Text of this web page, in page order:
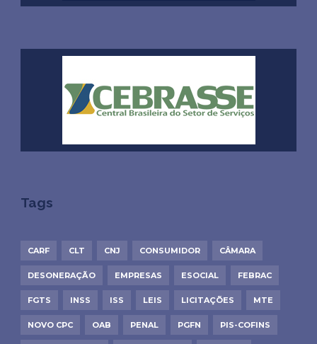
Tags
CARF CLT CNJ CONSUMIDOR CÂMARA
DESONERAÇÃO EMPRESAS ESOCIAL FEBRAC
FGTS INSS ISS LEIS LICITAÇÕES MTE
NOVO CPC OAB PENAL PGFN PIS-COFINS